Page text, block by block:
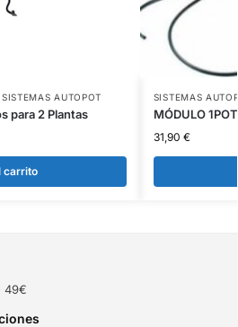
SISTEMAS AUTOPOT
para 2 Plantas
carrito
SISTEMAS
MÓDULO
31,90 €
49€